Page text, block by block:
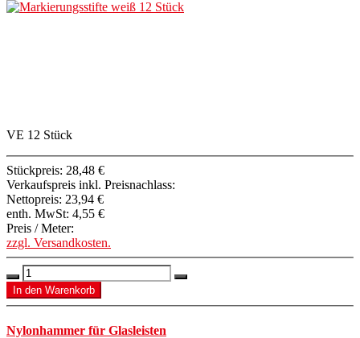
VE 12 Stück
Stückpreis: 28,48 €
Verkaufspreis inkl. Preisnachlass:
Nettopreis: 23,94 €
enth. MwSt: 4,55 €
Preis / Meter:
zzgl. Versandkosten.
Nylonhammer für Glasleisten